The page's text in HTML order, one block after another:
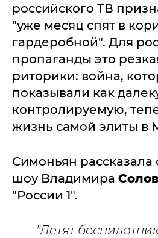
российского ТВ
"уже месяц спят в
гардеробной". Для
пропаганды это
риторики: война,
показывали как
контролируемую,
жизнь самой элиты в
Симоньян рассказала
шоу Владимира
"России 1".
"Летят